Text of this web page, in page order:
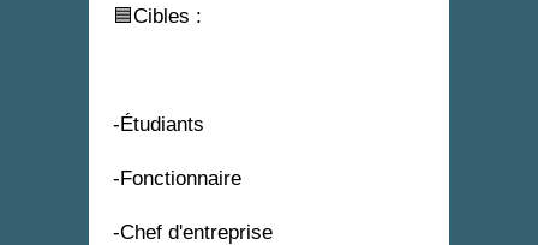
🟦Cibles :
-Étudiants
-Fonctionnaire
-Chef d'entreprise